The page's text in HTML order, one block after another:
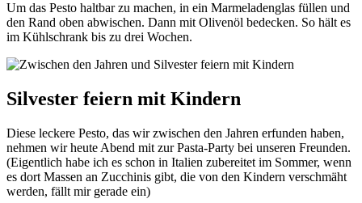
Um das Pesto haltbar zu machen, in ein Marmeladenglas füllen und
den Rand oben abwischen. Dann mit Olivenöl bedecken. So hält es
im Kühlschrank bis zu drei Wochen.
Silvester feiern mit Kindern
Diese leckere Pesto, das wir zwischen den Jahren erfunden haben,
nehmen wir heute Abend mit zur Pasta-Party bei unseren Freunden.
(Eigentlich habe ich es schon in Italien zubereitet im Sommer, wenn
es dort Massen an Zucchinis gibt, die von den Kindern verschmäht
werden, fällt mir gerade ein)